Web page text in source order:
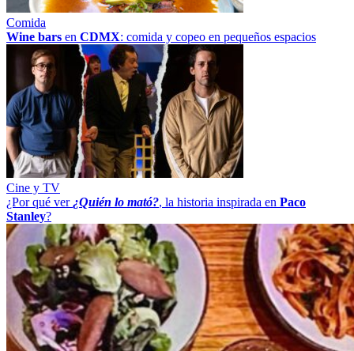
Comida
Wine bars en CDMX: comida y copeo en pequeños espacios
Cine y TV
¿Por qué ver ¿Quién lo mató?, la historia inspirada en Paco
Stanley?